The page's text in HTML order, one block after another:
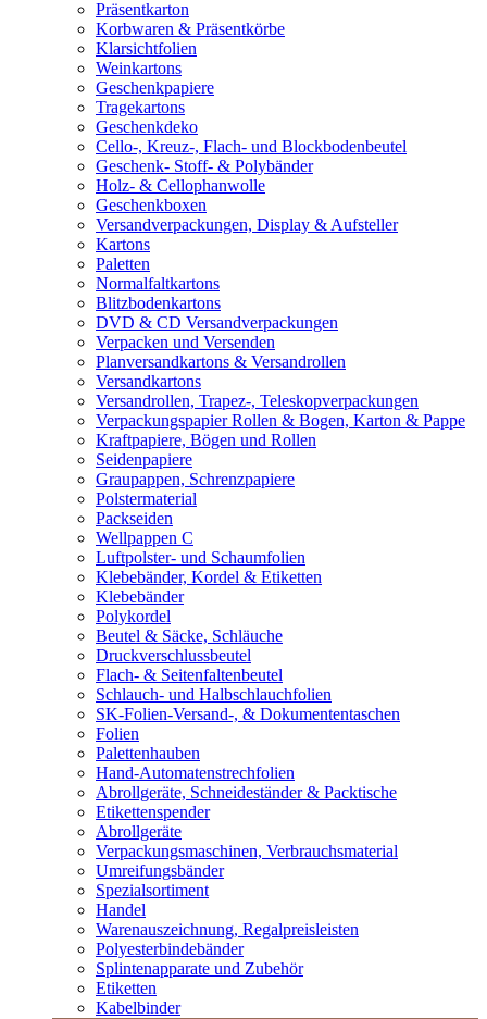
Präsentkarton
Korbwaren & Präsentkörbe
Klarsichtfolien
Weinkartons
Geschenkpapiere
Tragekartons
Geschenkdeko
Cello-, Kreuz-, Flach- und Blockbodenbeutel
Geschenk- Stoff- & Polybänder
Holz- & Cellophanwolle
Geschenkboxen
Versandverpackungen, Display & Aufsteller
Kartons
Paletten
Normalfaltkartons
Blitzbodenkartons
DVD & CD Versandverpackungen
Verpacken und Versenden
Planversandkartons & Versandrollen
Versandkartons
Versandrollen, Trapez-, Teleskopverpackungen
Verpackungspapier Rollen & Bogen, Karton & Pappe
Kraftpapiere, Bögen und Rollen
Seidenpapiere
Graupappen, Schrenzpapiere
Polstermaterial
Packseiden
Wellpappen C
Luftpolster- und Schaumfolien
Klebebänder, Kordel & Etiketten
Klebebänder
Polykordel
Beutel & Säcke, Schläuche
Druckverschlussbeutel
Flach- & Seitenfaltenbeutel
Schlauch- und Halbschlauchfolien
SK-Folien-Versand-, & Dokumententaschen
Folien
Palettenhauben
Hand-Automatenstrechfolien
Abrollgeräte, Schneideständer & Packtische
Etikettenspender
Abrollgeräte
Verpackungsmaschinen, Verbrauchsmaterial
Umreifungsbänder
Spezialsortiment
Handel
Warenauszeichnung, Regalpreisleisten
Polyesterbindebänder
Splintenapparate und Zubehör
Etiketten
Kabelbinder